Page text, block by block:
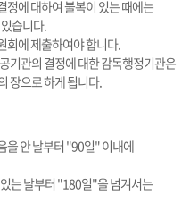
정에 대하여 불복이 있는 때에는
습니다.
회에 제출하여야 합니다.
기관의 결정에 대한 감독행정기관은
장으로 하게 됩니다.
을 안 날부터 "90일" 이내에
는 날부터 "180일"을 넘겨서는